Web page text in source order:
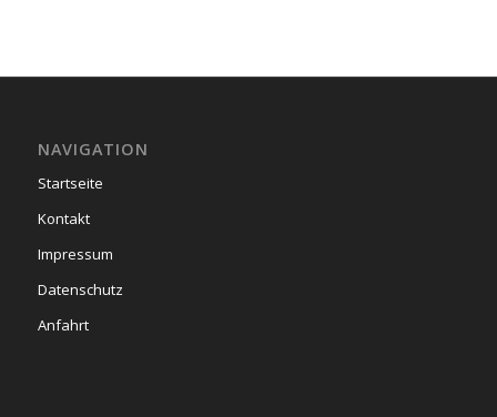
NAVIGATION
Startseite
Kontakt
Impressum
Datenschutz
Anfahrt